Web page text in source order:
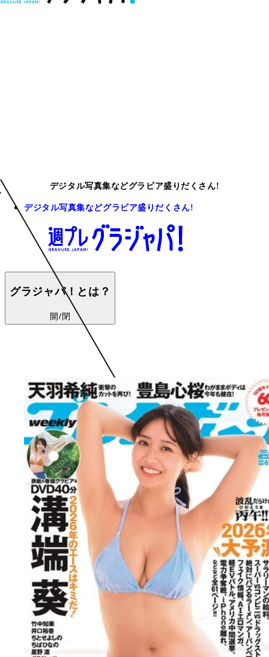
デジタル写真集などグラビア盛りだくさん!
デジタル写真集などグラビア盛りだくさん!
グラジャパ！とは？
開/閉